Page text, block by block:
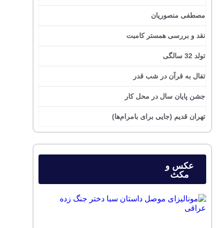
مصطفی منصوریان
نقد و بررسی همستر کامبت
تولد 32 سالگی
تفال به قرآن در شب قدر
جشن پایان سال در محل کار
تهران قدیم (جایی برای بامرام‌ها)
عکس و
مکث